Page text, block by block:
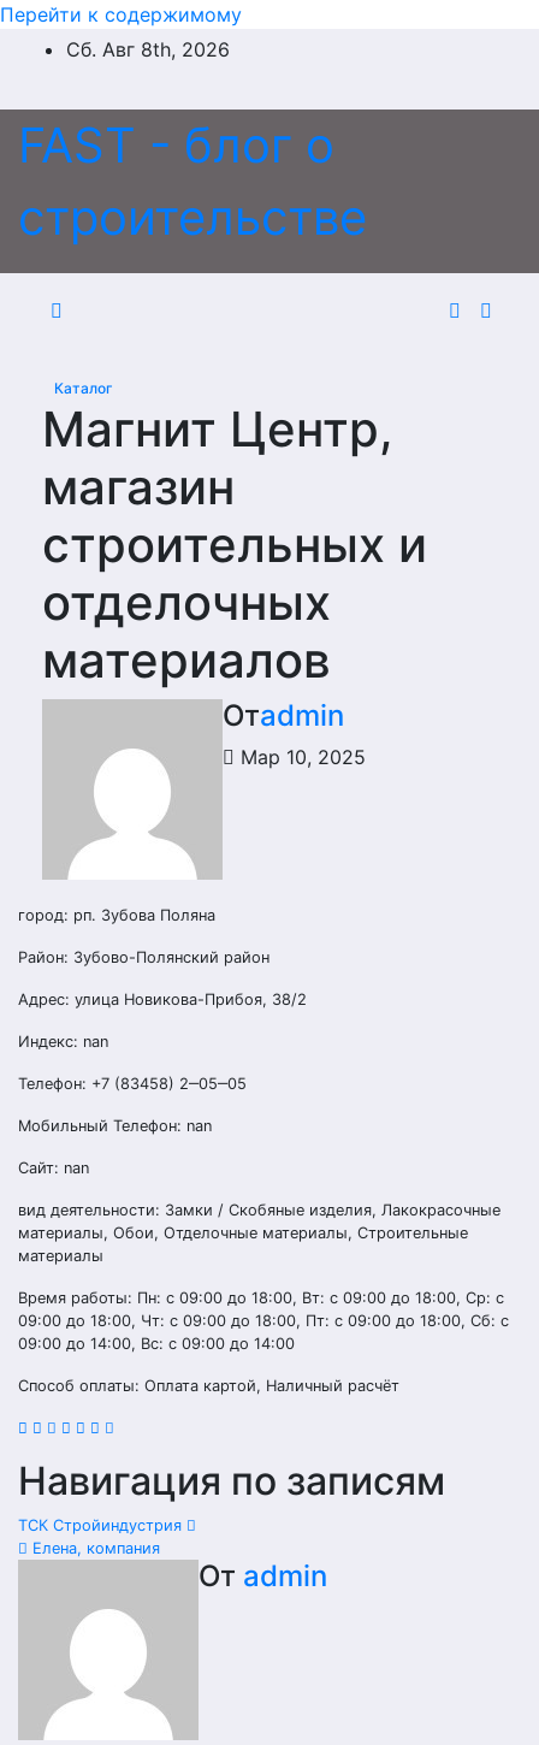
Перейти к содержимому
Сб. Авг 8th, 2026
FAST - блог о
строительстве
Каталог
Магнит Центр,
магазин
строительных и
отделочных
материалов
Отadmin
Мар 10, 2025
город: рп. Зубова Поляна
Район: Зубово-Полянский район
Адрес: улица Новикова-Прибоя, 38/2
Индекс: nan
Телефон: +7 (83458) 2‒05‒05
Мобильный Телефон: nan
Сайт: nan
вид деятельности: Замки / Скобяные изделия, Лакокрасочные
материалы, Обои, Отделочные материалы, Строительные
материалы
Время работы: Пн: с 09:00 до 18:00, Вт: с 09:00 до 18:00, Ср: с
09:00 до 18:00, Чт: с 09:00 до 18:00, Пт: с 09:00 до 18:00, Сб: с
09:00 до 14:00, Вс: с 09:00 до 14:00
Способ оплаты: Оплата картой, Наличный расчёт
Навигация по записям
ТСК Стройиндустрия
Елена, компания
От admin